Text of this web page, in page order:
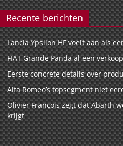
Recente berichten
Lancia Ypsilon HF voelt aan als
FIAT Grande Panda al een
Eerste concrete details over
Alfa Romeo’s topsegment niet
Olivier François zegt dat Abarth
krijgt